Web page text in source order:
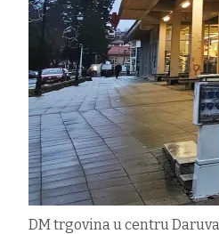
DM trgovina u centru